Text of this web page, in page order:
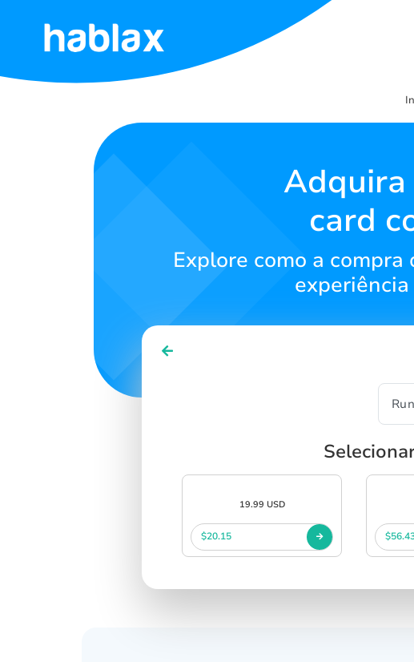
Início
SIGN UP
Adquira
card
Explore como a
19.99 USD
$20.15